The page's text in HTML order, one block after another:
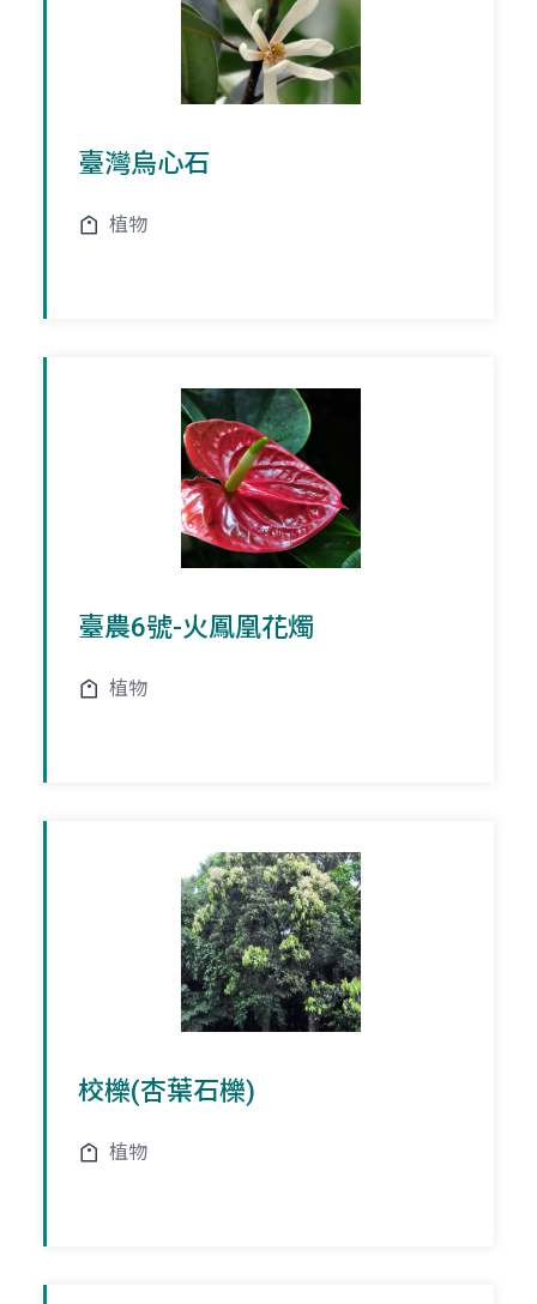
臺灣烏心石
植物
臺農6號-火鳳凰花燭
植物
校櫟(杏葉石櫟)
植物